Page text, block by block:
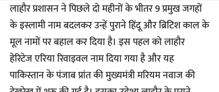
लाहौर प्रशासन ने पिछले दो महीनों के भीतर 9 प्रमुख जगहों
के इस्लामी नाम बदलकर उन्हें पुराने हिंदू और ब्रिटिश काल के
मूल नामों पर बहाल कर दिया है। इस पहल को लाहौर
हेरिटेज एरिया रिवाइवल नाम दिया गया है और यह
पाकिस्तान के पंजाब प्रांत की मुख्यमंत्री मरियम नवाज की